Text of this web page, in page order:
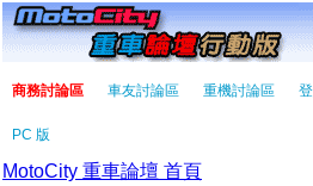
商務討論區 車友討論區 重機討論區
PC 版
MotoCity 重車論壇 首頁